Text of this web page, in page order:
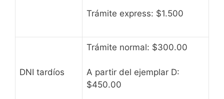
Trámite express: $1.500
DNI tardíos
Trámite normal: $300.00
A partir del ejemplar D:
$450.00